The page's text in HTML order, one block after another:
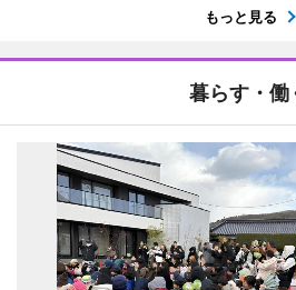
もっと見る
暮らす・働